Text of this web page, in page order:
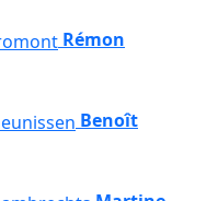
Rémon
Benoît